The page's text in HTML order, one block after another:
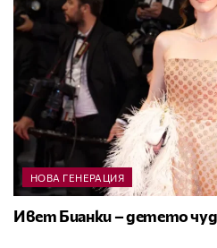
НОВА ГЕНЕРАЦИЯ
Ивет Бианки – детето